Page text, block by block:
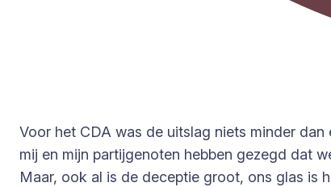
Voor het CDA was de uitslag niets minder
mij en mijn partijgenoten hebben gezegd dat
Maar, ook al is de deceptie groot, ons glas is